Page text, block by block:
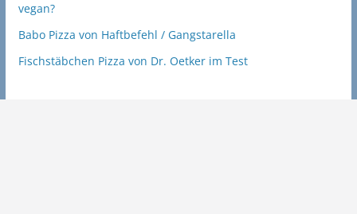
vegan?
Babo Pizza von Haftbefehl / Gangstarella
Fischstäbchen Pizza von Dr. Oetker im Test